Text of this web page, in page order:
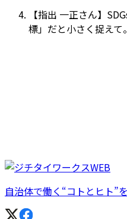
【指出 一正さん】
標」だと小さく捉えて。
自治体で働く“コトとヒト”